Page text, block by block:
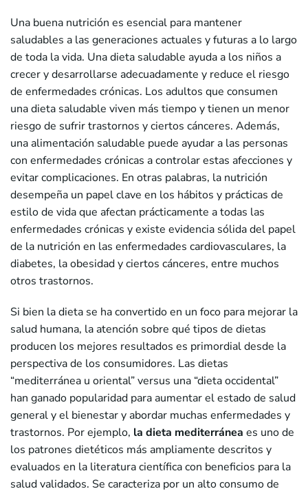
Una buena nutrición es esencial para mantener
saludables a las generaciones actuales y futuras a lo largo
de toda la vida. Una dieta saludable ayuda a los niños a
crecer y desarrollarse adecuadamente y reduce el riesgo
de enfermedades crónicas. Los adultos que consumen
una dieta saludable viven más tiempo y tienen un menor
riesgo de sufrir trastornos y ciertos cánceres. Además,
una alimentación saludable puede ayudar a las personas
con enfermedades crónicas a controlar estas afecciones y
evitar complicaciones. En otras palabras, la nutrición
desempeña un papel clave en los hábitos y prácticas de
estilo de vida que afectan prácticamente a todas las
enfermedades crónicas y existe evidencia sólida del papel
de la nutrición en las enfermedades cardiovasculares, la
diabetes, la obesidad y ciertos cánceres, entre muchos
otros trastornos.
Si bien la dieta se ha convertido en un foco para mejorar la
salud humana, la atención sobre qué tipos de dietas
producen los mejores resultados es primordial desde la
perspectiva de los consumidores. Las dietas
“mediterránea u oriental” versus una “dieta occidental”
han ganado popularidad para aumentar el estado de salud
general y el bienestar y abordar muchas enfermedades y
trastornos. Por ejemplo, la dieta mediterránea es uno de
los patrones dietéticos más ampliamente descritos y
evaluados en la literatura científica con beneficios para la
salud validados. Se caracteriza por un alto consumo de